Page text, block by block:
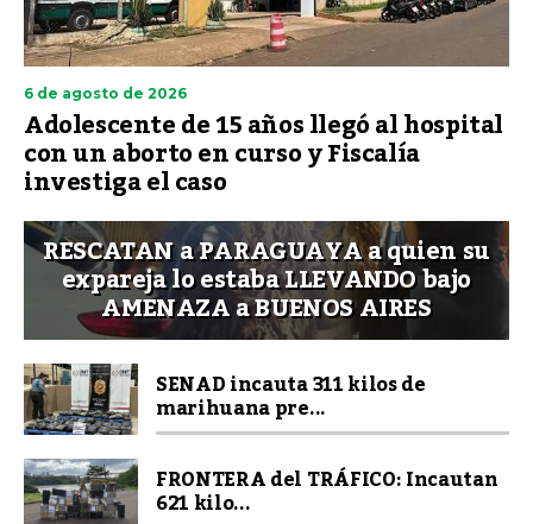
6 de agosto de 2026
Adolescente de 15 años llegó al hospital
con un aborto en curso y Fiscalía
investiga el caso
RESCATAN a PARAGUAYA a quien su
expareja lo estaba LLEVANDO bajo
AMENAZA a BUENOS AIRES
SENAD incauta 311 kilos de
marihuana pre...
FRONTERA del TRÁFICO: Incautan
621 kilo...